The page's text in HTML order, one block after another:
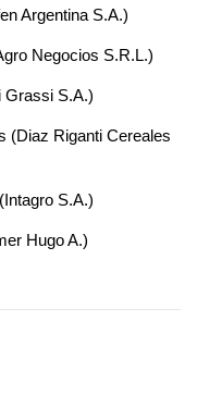
Argentina S.A.)
Negocios S.R.L.)
Grassi S.A.)
(Diaz Riganti Cereales
S.A.)
Hugo A.)